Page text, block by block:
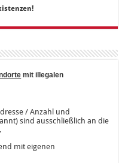
mit illegalen
/ Anzahl und
sind ausschließlich an die
mit eigenen